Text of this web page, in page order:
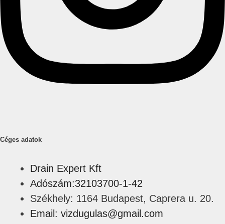
Céges adatok
Drain Expert Kft
Adószám:32103700-1-42
Székhely: 1164 Budapest, Caprera u. 20.
Email: vizdugulas@gmail.com